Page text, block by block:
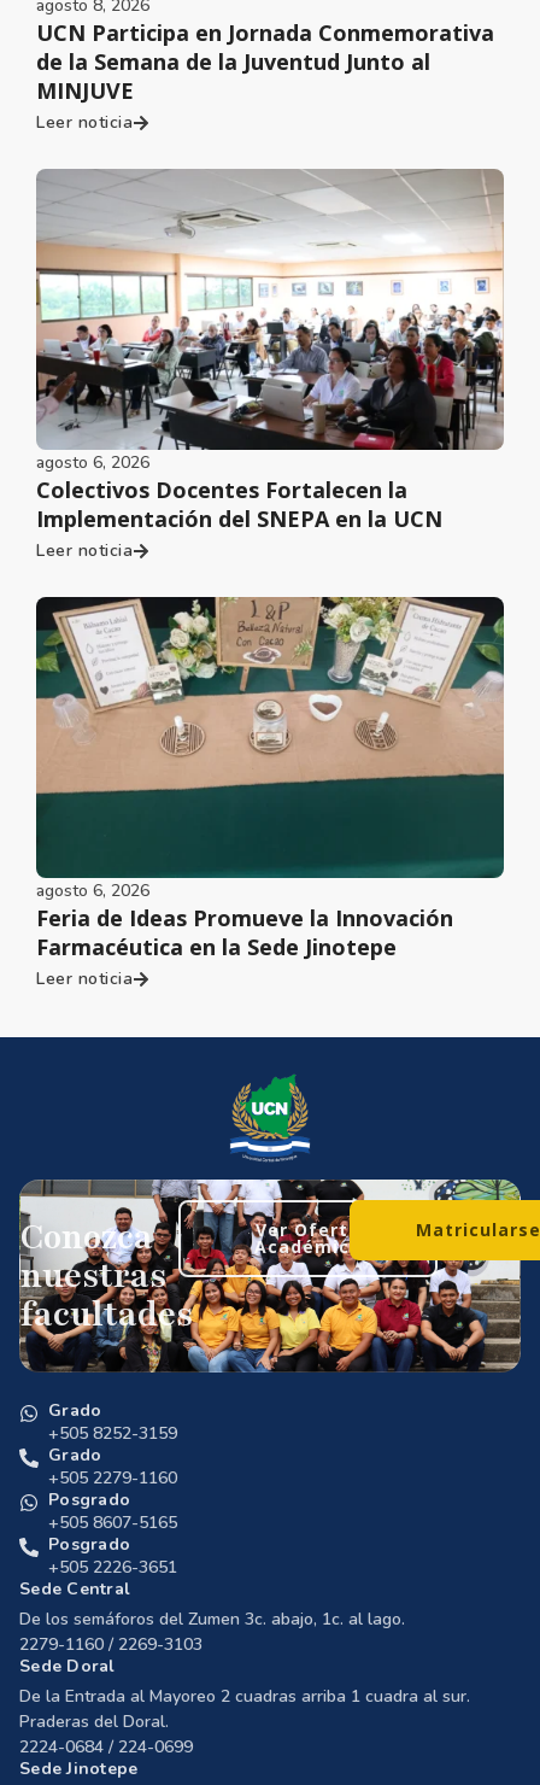
agosto 8, 2026
UCN Participa en Jornada Conmemorativa
de la Semana de la Juventud Junto al
MINJUVE
Leer noticia
agosto 6, 2026
Colectivos Docentes Fortalecen la
Implementación del SNEPA en la UCN
Leer noticia
agosto 6, 2026
Feria de Ideas Promueve la Innovación
Farmacéutica en la Sede Jinotepe
Leer noticia
Conozca
nuestras
facultades
Ver Oferta
Académica
Grado
+505 8252-3159
Grado
+505 2279-1160
Posgrado
+505 8607-5165
Posgrado
+505 2226-3651
Sede Central
De los semáforos del Zumen 3c. abajo, 1c. al lago.
2279-1160 / 2269-3103
Sede Doral
De la Entrada al Mayoreo 2 cuadras arriba 1 cuadra al sur.
Praderas del Doral.
2224-0684 / 224-0699
Sede Jinotepe